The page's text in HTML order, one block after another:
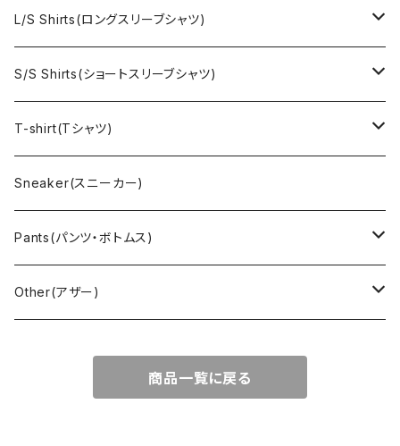
Ralph Laurne(ラルフローレン)
Denim jacket(デニムジャケット)
Vest(ベスト)
Outdoor(アウトドア)
Cover all(カバーオール)
Nylon Jacket(ナイロンジャケット)
Long Coat(ロングコート)
Reverse Weave(リバースウィーブ)
Sports sweat(スポーツ スウェット)
Character(キャラクター)
Lee （リー）
Russell（ラッセル）
Ralph Lauren(ラルフローレン)
Brand(ブランド)
LACOSTE(ラコステ)
Cardigan(カーディガン)
Vest(ベスト)
Military （ミリタリー）
L/S Shirts(ロングスリーブシャツ)
Ralph Lauren(ラルフローレン)
Brooks Brothers(ブルックスブラザーズ)
Military（ミリタリー）
Euro(ヨーロッパ)
Work（ワーク）
Outdoor(アウトドア)
S/S Shirts(ショートスリーブシャツ)
Ralph Lauren (ラルフローレン)
Hawaiian(ハワイアン)
Military (ミリタリー )
bowling（ボウリング）
T-shirt(Tシャツ)
Champion(チャンピオン)
Sport(スポーツ)
Harley Davidson(ハーレーダビッドソン)
SK-8(スケート)
Sneaker(スニーカー)
Pants(パンツ・ボトムス)
Carhartt,Dickies(カーハート、ディッキーズ)
US Military（ユーエスミリタリー）
Other(アザー)
商品一覧に戻る